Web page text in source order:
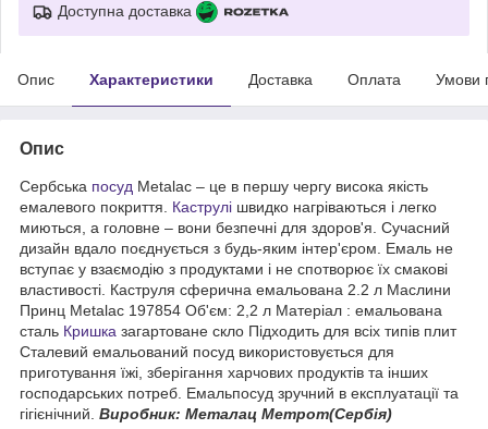
Доступна доставка
Опис Характеристики Доставка Оплата Умови
Опис
Сербська посуд Metalac – це в першу чергу висока якість
емалевого покриття. Каструлі швидко нагріваються і легко
миються, а головне – вони безпечні для здоров'я. Сучасний
дизайн вдало поєднується з будь-яким інтер'єром. Емаль не
вступає у взаємодію з продуктами і не спотворює їх смакові
властивості. Каструля сферична емальована 2.2 л Маслини
Принц Metalac 197854 Об'єм: 2,2 л Матеріал : емальована
сталь Кришка загартоване скло Підходить для всіх типів плит
Сталевий емальований посуд використовується для
приготування їжі, зберігання харчових продуктів та інших
господарських потреб. Емальпосуд зручний в експлуатації та
гігієнічний. Виробник: Металац Метрот(Сербія)